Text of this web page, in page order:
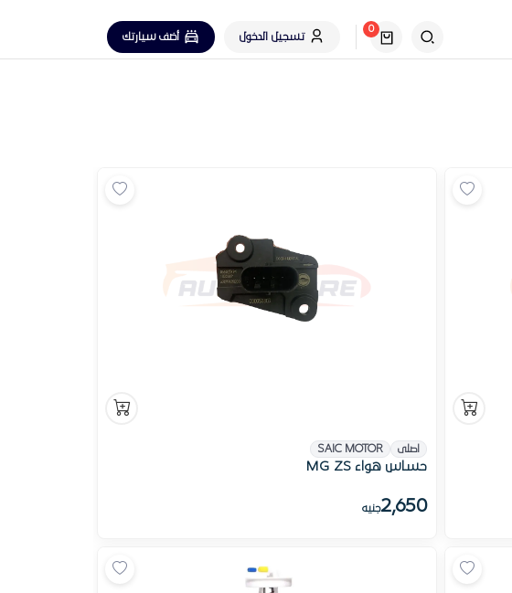
0
تسجيل الدخول
أضف سيارتك
اصلى SAIC MOTOR
حساس هواء MG ZS
2,650جنيه